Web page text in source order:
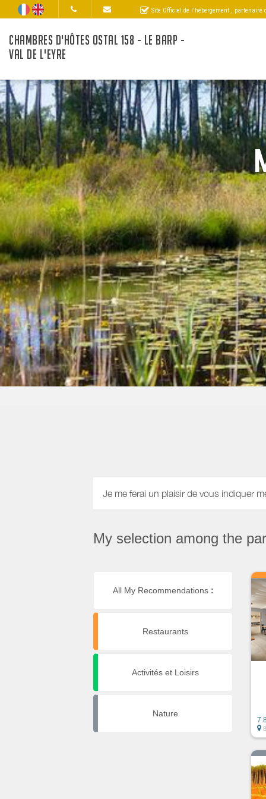
Site Officiel de l'hébergement , partenaire
CHAMBRES D'HÔTES OSTAL 158 - LE BARP -
VAL DE L'EYRE
Je me ferai un plaisir de vous indiquer
My selection among the
All My Recommendations :
Restaurants
Activités et Loisirs
Nature